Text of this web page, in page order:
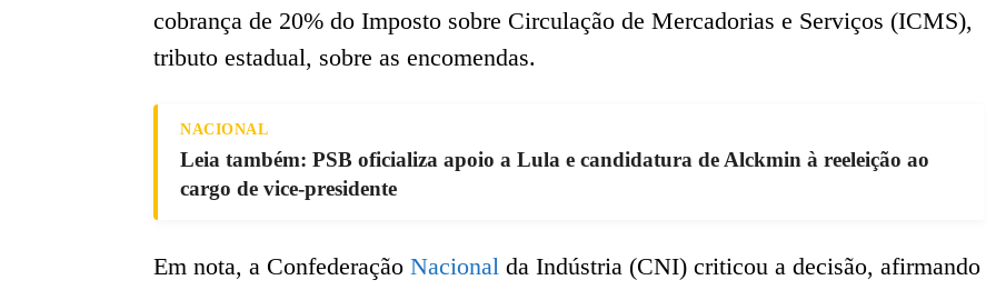
cobrança de 20% do Imposto sobre Circulação de Mercadorias e Serviços (ICMS),
tributo estadual, sobre as encomendas.
NACIONAL
Leia também: PSB oficializa apoio a Lula e candidatura de Alckmin à reeleição ao
cargo de vice-presidente
Em nota, a Confederação Nacional da Indústria (CNI) criticou a decisão, afirmando